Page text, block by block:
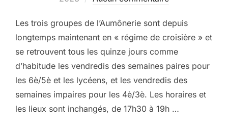
Les trois groupes de l’Aumônerie sont depuis
longtemps maintenant en « régime de croisière » et
se retrouvent tous les quinze jours comme
d’habitude les vendredis des semaines paires pour
les 6è/5è et les lycéens, et les vendredis des
semaines impaires pour les 4è/3è. Les horaires et
les lieux sont inchangés, de 17h30 à 19h …